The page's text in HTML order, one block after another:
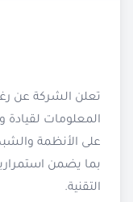
تعلن الشركة عن
المعلومات لقيادة
على الأنظمة
بما يضمن
التقنية.